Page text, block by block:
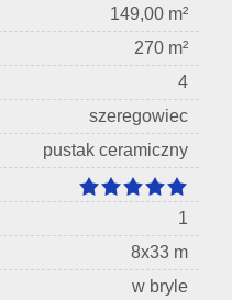
149,00 m²
270 m²
4
szeregowiec
pustak ceramiczny
1
8x33 m
w bryle